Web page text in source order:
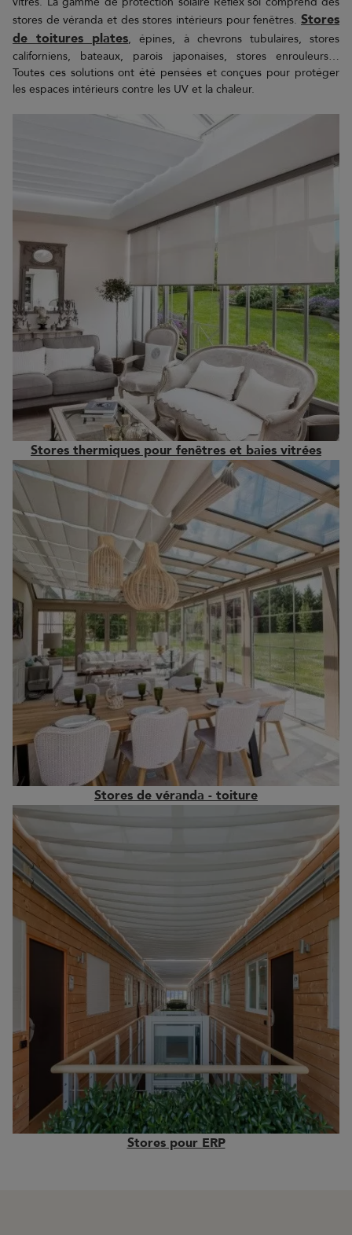
stores de véranda et des stores intérieurs pour fenêtres. Stores
de toitures plates, épines, à chevrons tubulaires, stores
californiens, bateaux, parois japonaises, stores enrouleurs…
Toutes ces solutions ont été pensées et conçues pour protéger
les espaces intérieurs contre les UV et la chaleur.
Stores thermiques pour fenêtres et baies vitrées
Stores de véranda - toiture
Stores pour ERP